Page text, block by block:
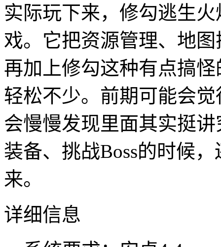
实际玩下来，修勾逃生
戏。它把资源管理、地
再加上修勾这种有点搞
轻松不少。前期可能会
会慢慢发现里面其实挺
装备、挑战Boss的时候
来。
详细信息